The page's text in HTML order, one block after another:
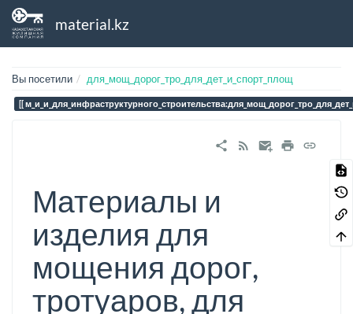
material.kz
Вы посетили для_мощ_дорог_тро_для_дет_и_спорт_площ
Материалы и
изделия для
мощения дорог,
тротуаров, для